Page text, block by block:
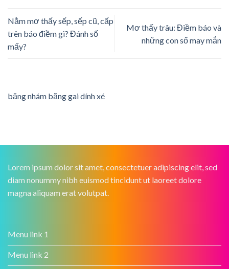
Nằm mơ thấy sếp, sếp cũ, cấp
trên báo điềm gì? Đánh số
mấy?
Mơ thấy trâu: Điềm báo và
những con số may mắn
băng nhám băng gai dính xé
Lorem ipsum dolor sit amet, consectetuer adipiscing elit, sed
diam nonummy nibh euismod tincidunt ut laoreet dolore
magna aliquam erat volutpat.
Menu link 1
Menu link 2